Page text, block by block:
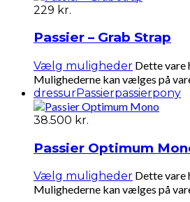
229 kr.
Passier – Grab Strap
Vælg muligheder Dette vare
Mulighederne kan vælges på
dressurPassierpassierpony
38.500 kr.
Passier Optimum
Vælg muligheder Dette vare
Mulighederne kan vælges på